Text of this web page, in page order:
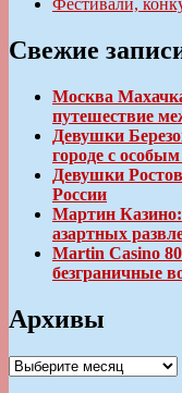
Фестивали,
Свежие
Москва
путешествие
Девушки
городе с
Девушки
России
Мартин
азартных
Martin Casino
безграничные
Архивы
Архивы